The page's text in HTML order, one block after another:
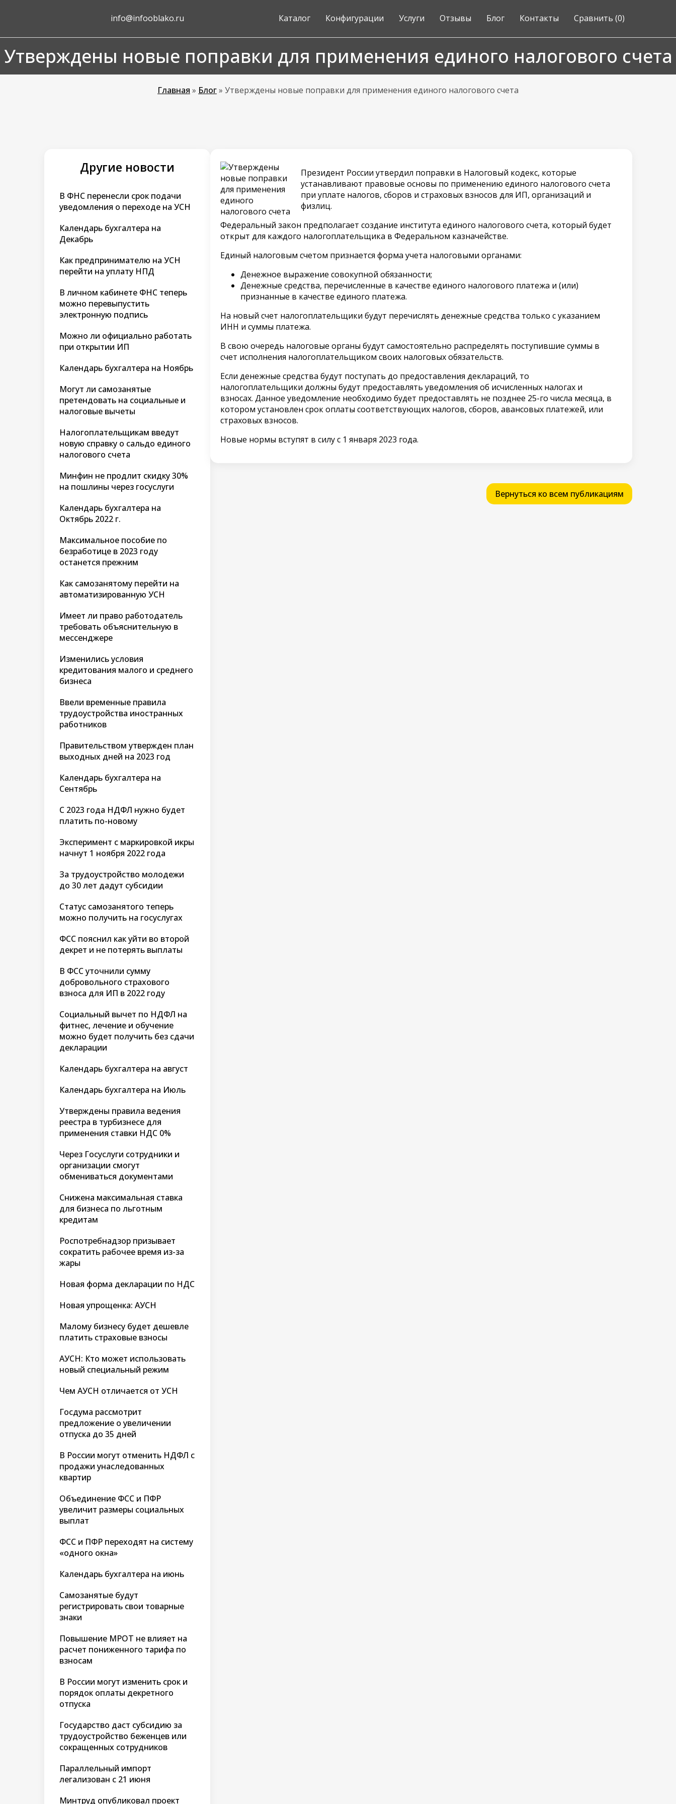
info@infooblako.ru Каталог Конфигурации Услуги Отзывы Блог Контакты Сравнить (0)
Утверждены новые поправки для применения единого налогового счета
Главная » Блог» Утверждены новые поправки для применения единого налогового счета
Другие новости
В ФНС перенесли срок подачи
уведомления о переходе на УСН
Календарь бухгалтера на
Декабрь
Как предпринимателю на УСН
перейти на уплату НПД
В личном кабинете ФНС теперь
можно перевыпустить
электронную подпись
Можно ли официально работать
при открытии ИП
Календарь бухгалтера на Ноябрь
Могут ли самозанятые
претендовать на социальные и
налоговые вычеты
Налогоплательщикам введут
новую справку о сальдо единого
налогового счета
Минфин не продлит скидку 30%
на пошлины через госуслуги
Календарь бухгалтера на
Октябрь 2022 г.
Максимальное пособие по
безработице в 2023 году
останется прежним
Как самозанятому перейти на
автоматизированную УСН
Имеет ли право работодатель
требовать объяснительную в
мессенджере
Изменились условия
кредитования малого и среднего
бизнеса
Ввели временные правила
трудоустройства иностранных
работников
Правительством утвержден план
выходных дней на 2023 год
Календарь бухгалтера на
Сентябрь
С 2023 года НДФЛ нужно будет
платить по-новому
Эксперимент с маркировкой икры
начнут 1 ноября 2022 года
За трудоустройство молодежи
до 30 лет дадут субсидии
Статус самозанятого теперь
можно получить на госуслугах
ФСС пояснил как уйти во второй
декрет и не потерять выплаты
В ФСС уточнили сумму
добровольного страхового
взноса для ИП в 2022 году
Социальный вычет по НДФЛ на
фитнес, лечение и обучение
можно будет получить без сдачи
декларации
Календарь бухгалтера на август
Календарь бухгалтера на Июль
Утверждены правила ведения
реестра в турбизнесе для
применения ставки НДС 0%
Через Госуслуги сотрудники и
организации смогут
обмениваться документами
Снижена максимальная ставка
для бизнеса по льготным
кредитам
Роспотребнадзор призывает
сократить рабочее время из-за
жары
Новая форма декларации по НДС
Новая упрощенка: АУСН
Малому бизнесу будет дешевле
платить страховые взносы
АУСН: Кто может использовать
новый специальный режим
Чем АУСН отличается от УСН
Госдума рассмотрит
предложение о увеличении
отпуска до 35 дней
В России могут отменить НДФЛ с
продажи унаследованных
квартир
Объединение ФСС и ПФР
увеличит размеры социальных
выплат
ФСС и ПФР переходят на систему
«одного окна»
Календарь бухгалтера на июнь
Самозанятые будут
регистрировать свои товарные
знаки
Повышение МРОТ не влияет на
расчет пониженного тарифа по
взносам
В России могут изменить срок и
порядок оплаты декретного
отпуска
Государство даст субсидию за
трудоустройство беженцев или
сокращенных сотрудников
Параллельный импорт
легализован с 21 июня
Минтруд опубликовал проект
Президент России утвердил поправки в Налоговый кодекс, которые
устанавливают правовые основы по применению единого налогового счета
при уплате налогов, сборов и страховых взносов для ИП, организаций и
физлиц.
Федеральный закон предполагает создание института единого налогового счета, который будет
открыт для каждого налогоплательщика в Федеральном казначействе.
Единый налоговым счетом признается форма учета налоговыми органами:
Денежное выражение совокупной обязанности;
Денежные средства, перечисленные в качестве единого налогового платежа и (или)
признанные в качестве единого платежа.
На новый счет налогоплательщики будут перечислять денежные средства только с указанием
ИНН и суммы платежа.
В свою очередь налоговые органы будут самостоятельно распределять поступившие суммы в
счет исполнения налогоплательщиком своих налоговых обязательств.
Если денежные средства будут поступать до предоставления деклараций, то
налогоплательщики должны будут предоставлять уведомления об исчисленных налогах и
взносах. Данное уведомление необходимо будет предоставлять не позднее 25-го числа месяца, в
котором установлен срок оплаты соответствующих налогов, сборов, авансовых платежей, или
страховых взносов.
Новые нормы вступят в силу с 1 января 2023 года.
Вернуться ко всем публикациям